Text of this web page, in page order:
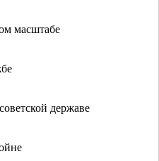
масштабе
державе